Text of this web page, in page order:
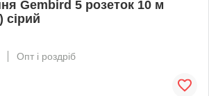
Gembird 5 розеток 10 м
сірий
Опт і роздріб